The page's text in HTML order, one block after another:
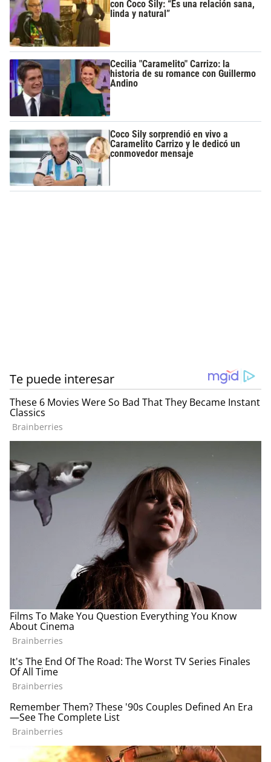
con Coco Sily: “Es una relación sana,
linda y natural”
Cecilia "Caramelito" Carrizo: la
historia de su romance con Guillermo
Andino
Coco Sily sorprendió en vivo a
Caramelito Carrizo y le dedicó un
conmovedor mensaje